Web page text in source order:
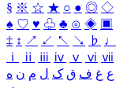
§ ※ ☆ ★ ○ ● ◎ ◇
♠ ♡ ♥ ♧ ♣ ⊙ ◈ ▣
‡ ↕ ↗ ↙ ↖ ↘ ♭ ♩
ⅰ
ⅱ ⅲ ⅳ ⅴ ⅵ ⅶ
ع غ ف ق ک ل م ن ه